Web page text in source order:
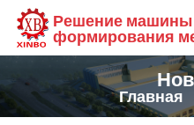
Решение машины
формирования
Главная